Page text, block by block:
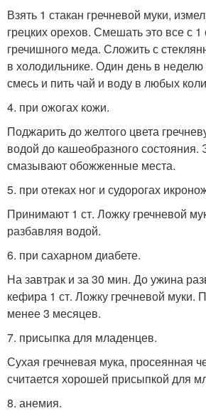
Взять 1 стакан гречневой муки,
грецких орехов. Смешать это все с 1
гречишного меда. Сложить с
в холодильнике. Один день в неделю
смесь и пить чай и воду в любых
4. при ожогах кожи.
Поджарить до желтого цвета
водой до кашеобразного состояния.
смазывают обожженные места.
5. при отеках ног и судорогах
Принимают 1 ст. Ложку гречневой
разбавляя водой.
6. при сахарном диабете.
На завтрак и за 30 мин. До ужина
кефира 1 ст. Ложку гречневой муки.
менее 3 месяцев.
7. присыпка для младенцев.
Сухая гречневая мука, просеянная
считается хорошей присыпкой для
8. анемия.